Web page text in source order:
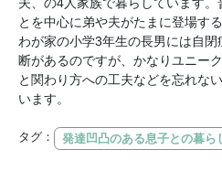
夫、の4人家族で暮らしています
とを中心に弟や夫がたまに登場す
わが家の小学3年生の長男には自
断があるのですが、かなりユニー
と関わり方への工夫などを忘れな
います。
タグ： 発達凹凸のある息子との暮ら